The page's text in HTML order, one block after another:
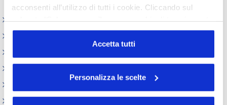
acconsenti all’utilizzo di tutti i cookie. Cliccando sul
o profilazione viene utilizzato. Cliccando su
“Personalizza le scelte” è possibile esprimere la propria
volontà in relazione a ciascuna categoria di cookie del
Accetta tutti
Personalizza le scelte
Cosmetica Italia per la sostenibilità